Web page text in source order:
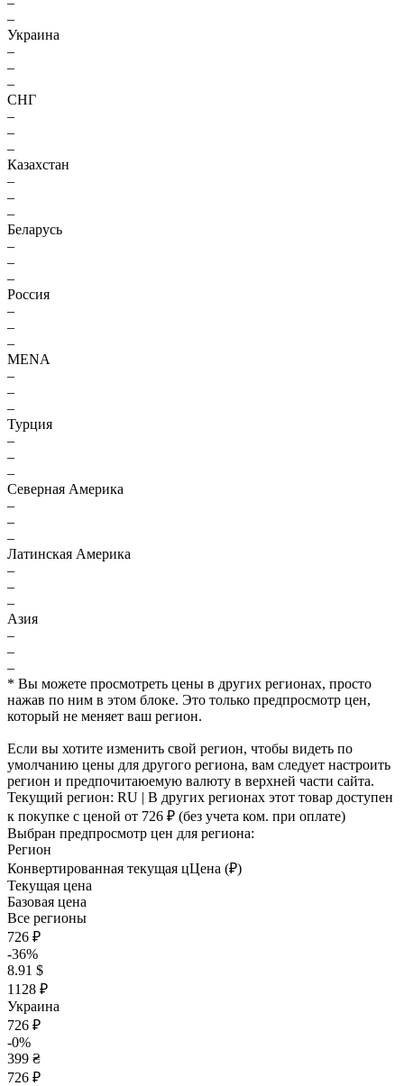
–
Украина
–
–
–
СНГ
–
–
–
Казахстан
–
–
–
Беларусь
–
–
–
Россия
–
–
–
MENA
–
–
–
Турция
–
–
–
Северная Америка
–
–
–
Латинская Америка
–
–
–
Азия
–
–
–
* Вы можете просмотреть цены в других регионах, просто
нажав по ним в этом блоке. Это только предпросмотр цен,
который не меняет ваш регион.
Если вы хотите изменить свой регион, чтобы видеть по
умолчанию цены для другого региона, вам следует настроить
регион и предпочитаюемую валюту в верхней части сайта.
Текущий регион: RU | В других регионах этот товар доступен
к покупке с ценой от 726 ₽ (без учета ком. при оплате)
Выбран предпросмотр цен для региона:
Регион
Конвертированная текущая цЦена (₽)
Текущая цена
Базовая цена
Все регионы
726 ₽
-36%
8.91 $
1128 ₽
Украина
726 ₽
-0%
399 ₴
726 ₽